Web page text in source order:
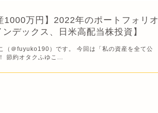
1000万円】2022年のポートフォリオ
デックス、日米高配当株投資】
（＠fuyuko190）です。 今回は「私の資産を全て公
節約オタクふゆこ...